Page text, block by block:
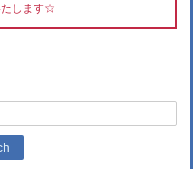
たします☆